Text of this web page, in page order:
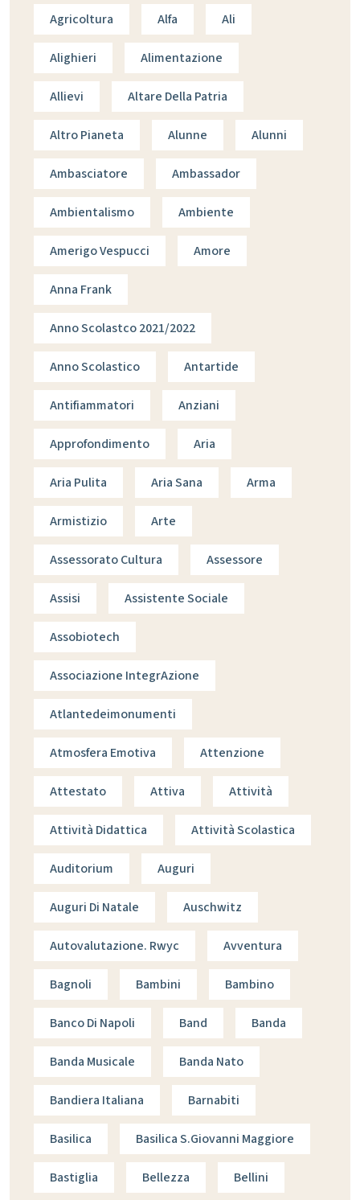
Agricoltura Alfa Ali
Alighieri Alimentazione
Allievi Altare Della Patria
Altro Pianeta Alunne Alunni
Ambasciatore Ambassador
Ambientalismo Ambiente
Amerigo Vespucci Amore
Anna Frank
Anno Scolastco 2021/2022
Anno Scolastico Antartide
Antifiammatori Anziani
Approfondimento Aria
Aria Pulita Aria Sana Arma
Armistizio Arte
Assessorato Cultura Assessore
Assisi Assistente Sociale
Assobiotech
Associazione IntegrAzione
Atlantedeimonumenti
Atmosfera Emotiva Attenzione
Attestato Attiva Attività
Attività Didattica Attività Scolastica
Auditorium Auguri
Auguri Di Natale Auschwitz
Autovalutazione. Rwyc Avventura
Bagnoli Bambini Bambino
Banco Di Napoli Band Banda
Banda Musicale Banda Nato
Bandiera Italiana Barnabiti
Basilica Basilica S.giovanni Maggiore
Bastiglia Bellezza Bellini